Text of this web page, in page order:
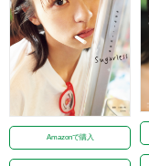
Amazonで購入